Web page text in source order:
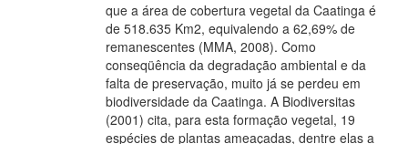
que a área de cobertura vegetal da Caatinga é
de 518.635 Km2, equivalendo a 62,69% de
remanescentes (MMA, 2008). Como
conseqüência da degradação ambiental e da
falta de preservação, muito já se perdeu em
biodiversidade da Caatinga. A Biodiversitas
(2001) cita, para esta formação vegetal, 19
espécies de plantas ameaçadas, dentre elas a